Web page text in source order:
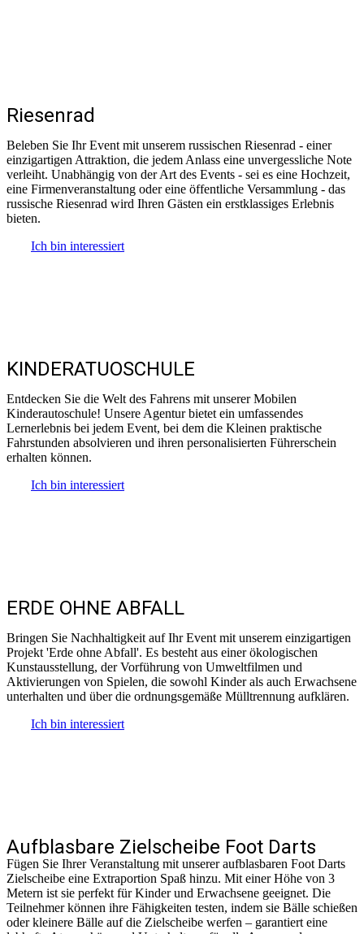
Riesenrad
Beleben Sie Ihr Event mit unserem russischen Riesenrad - einer
einzigartigen Attraktion, die jedem Anlass eine unvergessliche Note
verleiht. Unabhängig von der Art des Events - sei es eine Hochzeit,
eine Firmenveranstaltung oder eine öffentliche Versammlung - das
russische Riesenrad wird Ihren Gästen ein erstklassiges Erlebnis
bieten.
Ich bin interessiert
KINDERATUOSCHULE
Entdecken Sie die Welt des Fahrens mit unserer Mobilen
Kinderauto­schule! Unsere Agentur bietet ein umfassendes
Lernerlebnis bei jedem Event, bei dem die Kleinen praktische
Fahrstunden absolvieren und ihren personalisierten Führerschein
erhalten können.
Ich bin interessiert
ERDE OHNE ABFALL
Bringen Sie Nachhaltigkeit auf Ihr Event mit unserem einzigartigen
Projekt 'Erde ohne Abfall'. Es besteht aus einer ökologischen
Kunstausstellung, der Vorführung von Umweltfilmen und
Aktivierungen von Spielen, die sowohl Kinder als auch Erwachsene
unterhalten und über die ordnungsgemäße Mülltrennung aufklären.
Ich bin interessiert
Aufblasbare Zielscheibe Foot Darts
Fügen Sie Ihrer Veranstaltung mit unserer aufblasbaren Foot Darts
Zielscheibe eine Extraportion Spaß hinzu. Mit einer Höhe von 3
Metern ist sie perfekt für Kinder und Erwachsene geeignet. Die
Teilnehmer können ihre Fähigkeiten testen, indem sie Bälle schießen
oder kleinere Bälle auf die Zielscheibe werfen – garantiert eine